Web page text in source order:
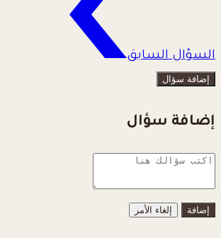
السؤال السابق
إضافة سؤال
إضافة سؤال
إلغاء الأمر